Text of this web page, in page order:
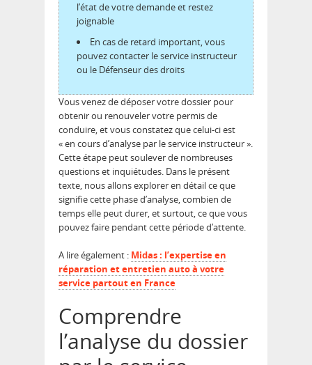
l’état de votre demande et restez
joignable
En cas de retard important, vous
pouvez contacter le service instructeur
ou le Défenseur des droits
Vous venez de déposer votre dossier pour
obtenir ou renouveler votre permis de
conduire, et vous constatez que celui-ci est
« en cours d’analyse par le service instructeur ».
Cette étape peut soulever de nombreuses
questions et inquiétudes. Dans le présent
texte, nous allons explorer en détail ce que
signifie cette phase d’analyse, combien de
temps elle peut durer, et surtout, ce que vous
pouvez faire pendant cette période d’attente.
A lire également : Midas : l’expertise en
réparation et entretien auto à votre
service partout en France
Comprendre
l’analyse du dossier